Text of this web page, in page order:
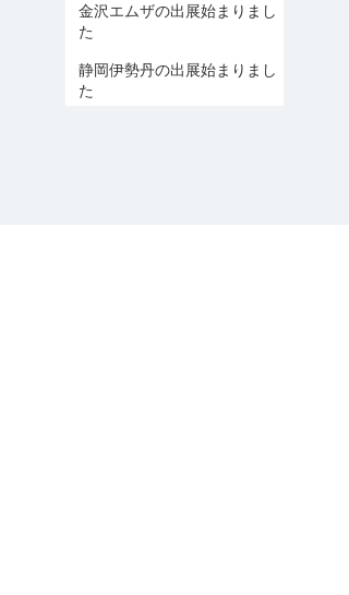
金沢エムザの出展始まりまし
た
静岡伊勢丹の出展始まりまし
た